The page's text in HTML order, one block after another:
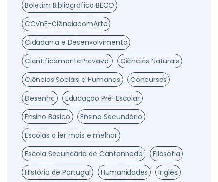
Boletim Bibliográfico BECO
CCVnE-CiênciacomArte
Cidadania e Desenvolvimento
CientificamenteProvavel
Ciências Naturais
Ciências Sociais e Humanas
Concursos
Desenho
Educação Pré-Escolar
Ensino Básico
Ensino Secundário
Escolas a ler mais e melhor
Escola Secundária de Cantanhede
Filosofia
História de Portugal
Humanidades
Inglês